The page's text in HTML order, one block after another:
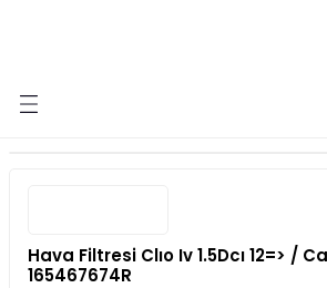
Hava Filtresi Clıo Iv 1.5Dcı 12=> /
165467674R